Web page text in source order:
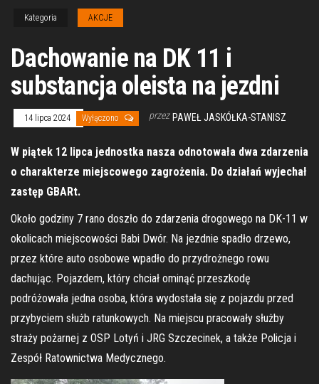
Kategoria AKCJE
Dachowanie na DK 11 i
substancja oleista na jezdni
14 lipca 2024 Wyłączono przez PAWEŁ JASKÓŁKA-STANISZ
W piątek 12 lipca jednostka nasza odnotowała dwa zdarzenia
o charakterze miejscowego zagrożenia. Do działań wyjechał
zastęp GBARt.
Około godziny 7 rano doszło do zdarzenia drogowego na DK-11 w
okolicach miejscowości Babi Dwór. Na jezdnie spadło drzewo,
przez które auto osobowe wpadło do przydrożnego rowu
dachując. Pojazdem, który chciał ominąć przeszkodę
podróżowała jedna osoba, która wydostała się z pojazdu przed
przybyciem służb ratunkowych. Na miejscu pracowały służby
straży pożarnej z OSP Lotyń i JRG Szczecinek, a także Policja i
Zespół Ratownictwa Medycznego.